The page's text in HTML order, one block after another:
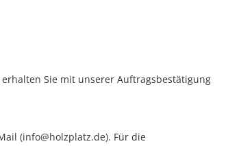
Sie mit unserer Auftragsbestätigung
(info@holzplatz.de). Für die